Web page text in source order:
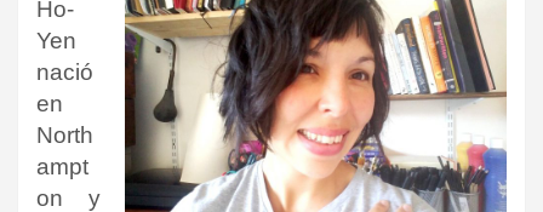
Ho-
Yen
nació
en
North
ampt
on y